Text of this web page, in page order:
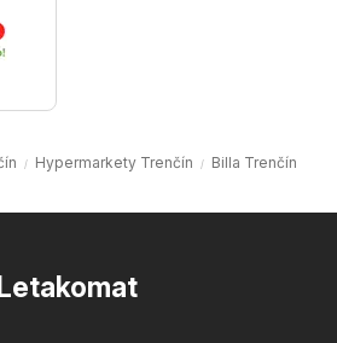
Hypermarkety Trenčín Billa Trenčín
Letakomat